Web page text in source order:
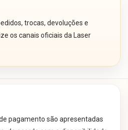
trocas, devoluções e
os canais oficiais da Laser
pagamento são apresentadas